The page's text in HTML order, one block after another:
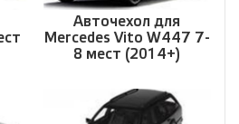
Авточехол для
Mercedes Vito W447 7-
8 мест (2014+)